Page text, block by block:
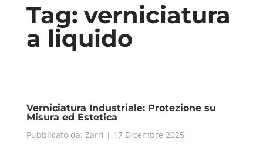
Tag: verniciatura
a liquido
Verniciatura Industriale: Protezione su
Misura ed Estetica
Pubblicato da: Zarri | 17 Dicembre 2025